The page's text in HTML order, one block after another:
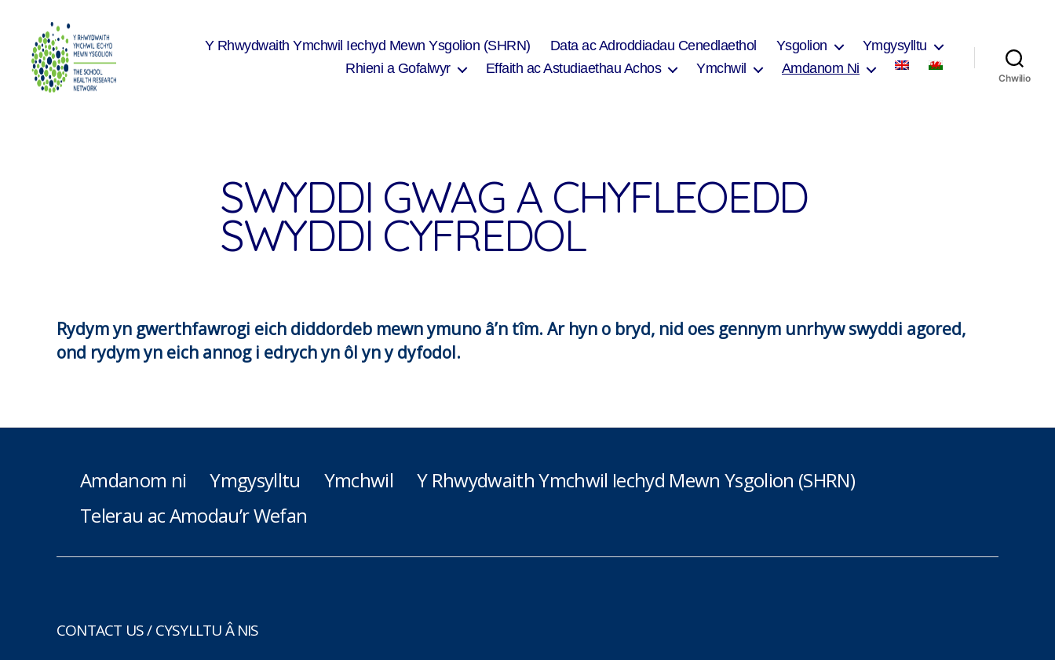
Y Rhwydwaith Ymchwil Iechyd Mewn Ysgolion (SHRN) Data ac Adroddiadau Cenedlaethol Ysgolion
Ymgysylltu
Rhieni a Gofalwyr
Effaith ac Astudiaethau Achos Ymchwil Amdanom Ni
Chwilio
SWYDDI GWAG A CHYFLEOEDD
SWYDDI CYFREDOL
Rydym yn gwerthfawrogi eich diddordeb mewn ymuno â’n tîm. Ar hyn o bryd, nid oes gennym unrhyw swyddi agored,
ond rydym yn eich annog i edrych yn ôl yn y dyfodol.
Amdanom ni Ymgysylltu Ymchwil
Y Rhwydwaith Ymchwil Iechyd Mewn Ysgolion (SHRN)
Telerau ac Amodau’r Wefan
CONTACT US / CYSYLLTU Â NIS